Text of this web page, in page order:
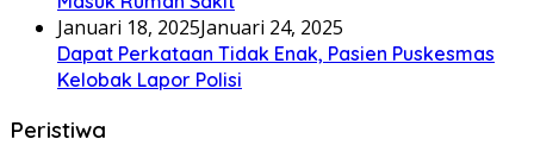
Januari 18, 2025Januari 24, 2025
Dapat Perkataan Tidak Enak, Pasien Puskesmas
Kelobak Lapor Polisi
Peristiwa